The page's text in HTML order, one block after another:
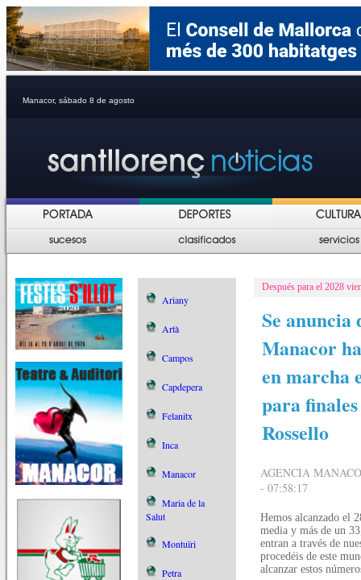
Manacor, sábado 8 de agosto
Ariany
Artà
Campos
Capdepera
Felanitx
Inca
Manacor
Maria de la
Salut
Montuïri
Petra
Después para el 2028
Se anuncia
Manacor
en marcha
para
Rossello
AGENCIA
- 07:58:17
Hemos alcanzado el
media y más de un
entran a través de
procedéis de este
alcanzar estos